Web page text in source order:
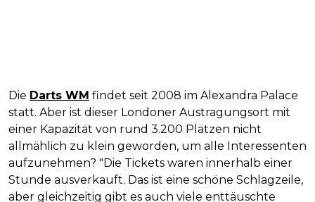
Die Darts WM findet seit 2008 im Alexandra Palace
statt. Aber ist dieser Londoner Austragungsort mit
einer Kapazität von rund 3.200 Plätzen nicht
allmählich zu klein geworden, um alle Interessenten
aufzunehmen? "Die Tickets waren innerhalb einer
Stunde ausverkauft. Das ist eine schöne Schlagzeile,
aber gleichzeitig gibt es auch viele enttäuschte